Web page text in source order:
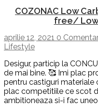
COZONAC Low
free/
aprilie 12, 2021 0
Lifestyle
Desigur, particip la
de mai bine. 🥰 Imi plac
pentru castiguri materiale
plac competitiile ce scot
ambitioneaza si-i fac